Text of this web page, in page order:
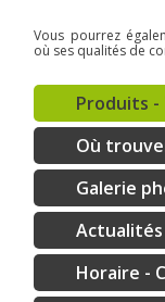
Vous pourrez
où ses qualités de
Produits -
Où
Galerie
Actualités
Horaire -